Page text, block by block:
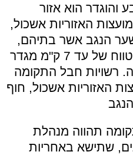
והוגדר הוא אזור
האזוריות אשכול,
הנגב אשר בתיהם,
כולם או חלקם נמצאים בטווח של עד 7 ק"מ מגדר
רשויות חבל התקומה
האזוריות אשכול, חוף
תהווה מנהלת
לתקופה של 5 שנים, שתישא באחריות